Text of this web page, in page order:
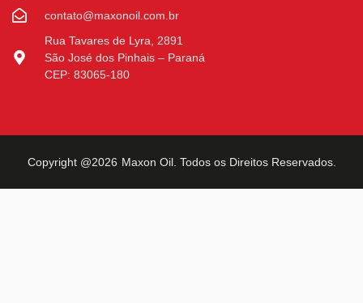
contato@maxonoil.com.br
Rua Tavares de Lyra, 2891
São José dos Pinhais – Paraná
CEP: 83065-180
Copyright @2026 Maxon Oil. Todos os Direitos Reservados.